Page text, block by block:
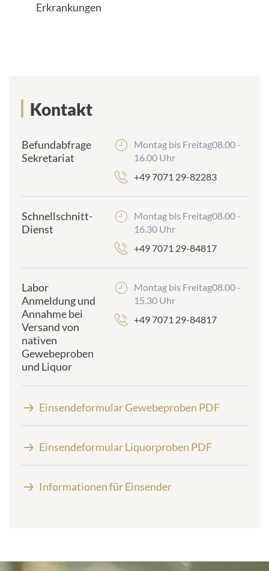
English
Erkrankungen
Kontakt
Befundabfrage
Sekretariat
Montag bis Freitag08.00 -
16.00 Uhr
+49 7071 29-82283
Schnellschnitt-
Dienst
Montag bis Freitag08.00 -
16.30 Uhr
+49 7071 29-84817
Labor
Anmeldung und
Annahme bei
Versand von
nativen
Gewebeproben
und Liquor
Montag bis Freitag08.00 -
15.30 Uhr
+49 7071 29-84817
Einsendeformular Gewebeproben PDF
Einsendeformular Liquorproben PDF
Informationen für Einsender